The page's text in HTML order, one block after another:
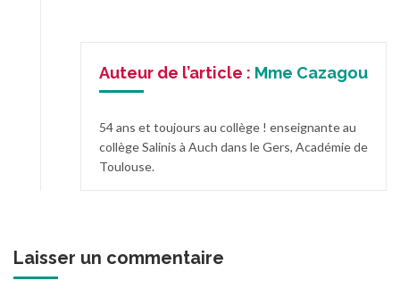
Auteur de l’article : Mme Cazagou
54 ans et toujours au collège ! enseignante au
collège Salinis à Auch dans le Gers, Académie de
Toulouse.
Laisser un commentaire